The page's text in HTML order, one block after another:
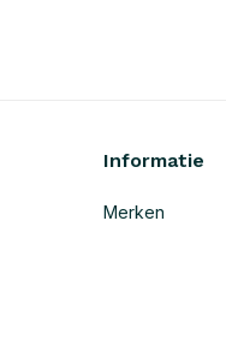
Informatie
Merken